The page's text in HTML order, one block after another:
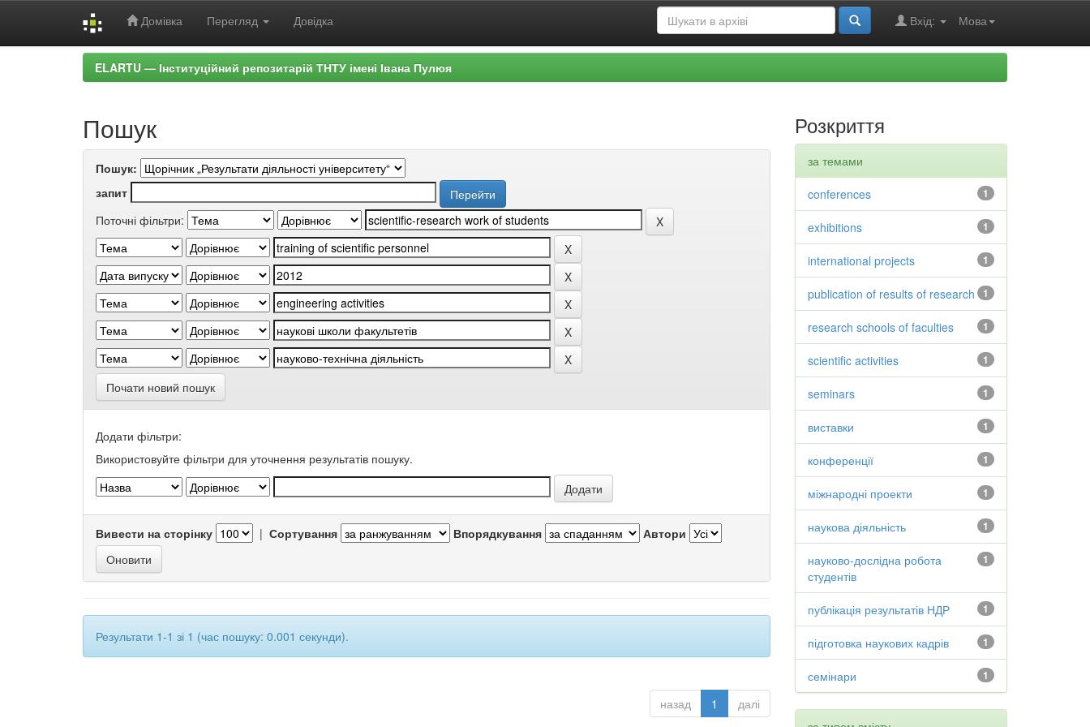
Домівка Перегляд Довідка Мова
Вхід:
ELARTU — Інституційний репозитарій ТНТУ імені Івана Пулюя
Пошук
Пошук:
запит
Поточні фільтри:
Почати новий пошук
Додати фільтри:
Використовуйте фільтри для уточнення результатів пошуку.
Вивести на сторінку | Сортування Впорядкування Автори
Результати 1-1 зі 1 (час пошуку: 0.001 секунди).
назад 1 далі
Розкриття
за темами
1
conferences
1
exhibitions
1
international projects
1
publication of results of research
1
research schools of faculties
1
scientific activities
1
seminars
1
виставки
1
конференції
1
міжнародні проекти
1
наукова діяльність
1
науково-дослідна робота
студентів
1
публікація результатів НДР
1
підготовка наукових кадрів
1
семінари